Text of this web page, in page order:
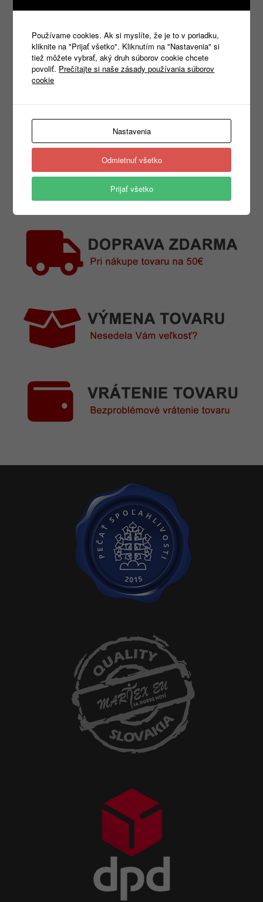
ODEVY NA VOĽNÝ ČAS (135)
OBUV NA VOĽNÝ ČAS(74)
POTLAČ/VYŠÍVANIE(18)
Používame cookies. Ak si myslíte, že je to v poriadku,
kliknite na "Prijať všetko". Kliknutím na "Nastavenia" si
tiež môžete vybrať, aký druh súborov cookie chcete
povoliť. Prečítajte si naše zásady používania súborov
cookie
Nastavenia
Odmietnuť všetko
Prijať všetko